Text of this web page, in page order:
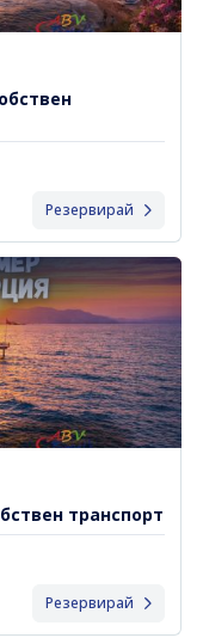
Резервирай
транспорт
Резервирай